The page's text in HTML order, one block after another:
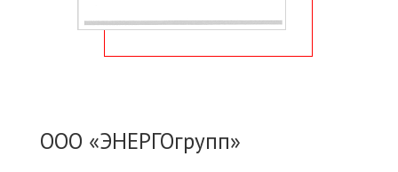
ООО «ЭНЕРГОгрупп»